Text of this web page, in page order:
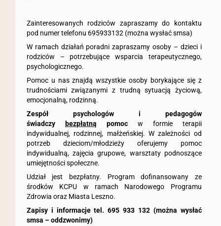
Zainteresowanych rodziców zapraszamy do kontaktu
pod numer telefonu 695933132 (można wysłać smsa)
W ramach działań poradni zapraszamy osoby – dzieci i
rodziców – potrzebujące wsparcia terapeutycznego,
psychologicznego.
Pomoc u nas znajdą wszystkie osoby borykające się z
trudnościami związanymi z trudną sytuacją życiową,
emocjonalną, rodzinną.
Zespół psychologów i pedagogów
świadczy
bezpłatną pomocw formie terapii
indywidualnej, rodzinnej, małżeńskiej. W zależności od
potrzeb dzieciom/młodzieży oferujemy pomoc
indywidualną, zajęcia grupowe, warsztaty podnoszące
umiejętności społeczne.
Udział jest bezpłatny. Program dofinansowany ze
środków KCPU w ramach Narodowego Programu
Zdrowia oraz Miasta Leszno.
Zapisy i informacje tel. 695 933 132 (można wysłać
smsa – oddzwonimy)